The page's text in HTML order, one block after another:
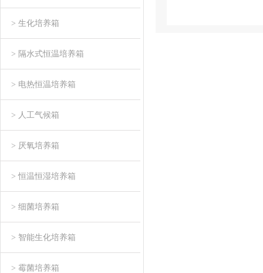
> 生化培养箱
> 隔水式恒温培养箱
> 电热恒温培养箱
> 人工气候箱
> 厌氧培养箱
> 恒温恒湿培养箱
> 细菌培养箱
> 智能生化培养箱
> 霉菌培养箱